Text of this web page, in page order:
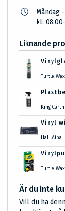
Måndag
kl:
Liknande
Turtle Wax
King
Vinyl
Hall Miba
Turtle Wax
Är du inte
Vill du ha